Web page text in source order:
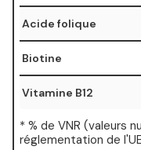
Acide folique
Biotine
Vitamine B12
* % de VNR (valeurs
réglementation de